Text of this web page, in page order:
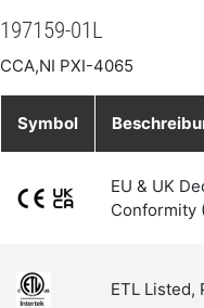
197159-01L
CCA,NI PXI-4065
Symbol
EU & UK
Conformity
ETL Listed,